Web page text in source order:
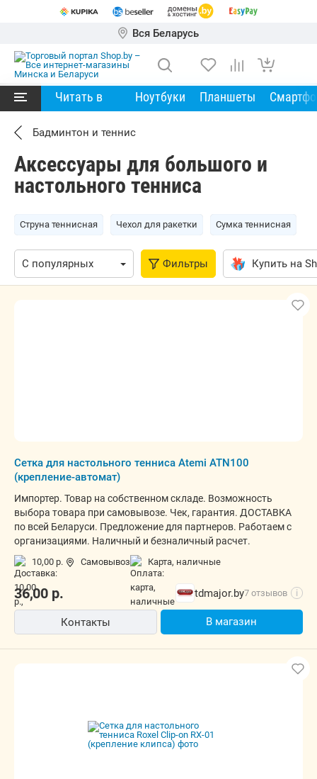
Вся Беларусь
Читать в Ноутбуки Планшеты
Бадминтон и теннис
Аксессуары для большого и
настольного тенниса
Струна теннисная Чехол для ракетки Сумка теннисная
Фильтры Купить на
Сетка для настольного тенниса Atemi ATN100
(крепление-автомат)
Импортер. Товар на собственном складе. Возможность
выбора товара при самовывозе. Чек, гарантия. ДОСТАВКА
по всей Беларуси. Предложение для партнеров. Работаем с
организациями. Наличный и безналичный расчет.
10,00 р. Самовывоз карта, наличные
36,00 р. tdmajor.by7 отзывов i
Контакты В магазин